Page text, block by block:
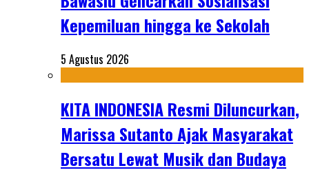
Kepemiluan hingga ke Sekolah
5 Agustus 2026
KITA INDONESIA Resmi Diluncurkan,
Marissa Sutanto Ajak Masyarakat
Bersatu Lewat Musik dan Budaya